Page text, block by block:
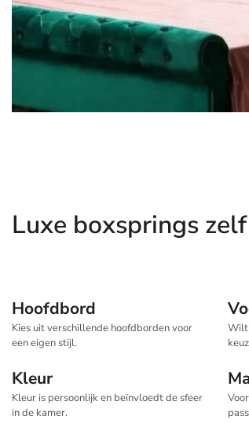
Luxe boxsprings
Hoofdbord
Kies uit verschillende hoofdborden voor
een eigen stijl.
Wilt
Kleur
Kleur is persoonlijk en beïnvloedt de sfeer
in de kamer.